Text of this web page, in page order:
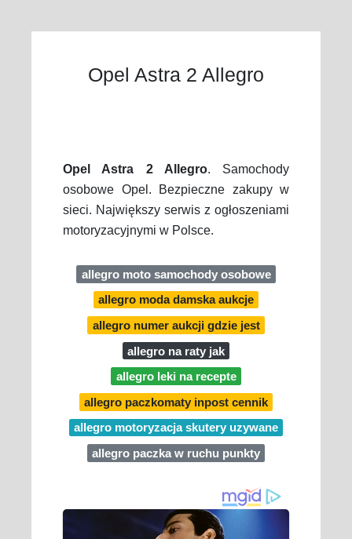
Opel Astra 2 Allegro
Opel Astra 2 Allegro. Samochody
osobowe Opel. Bezpieczne zakupy w
sieci. Największy serwis z ogłoszeniami
motoryzacyjnymi w Polsce.
allegro moto samochody osobowe
allegro moda damska aukcje
allegro numer aukcji gdzie jest
allegro na raty jak
allegro leki na recepte
allegro paczkomaty inpost cennik
allegro motoryzacja skutery uzywane
allegro paczka w ruchu punkty